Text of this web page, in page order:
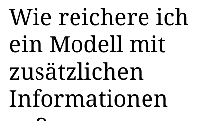
Wie reichere ich
ein Modell mit
zusätzlichen
Informationen